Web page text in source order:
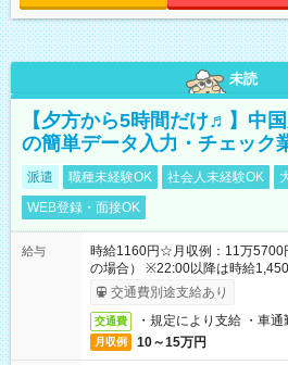
未読
【夕方から5時間だけ♬】中
の簡単データ入力・チェック
派遣 職種未経験OK 社会人未経験OK
WEB登録・面接OK
給与
時給1160円☆月収例：11万5700
の場合） ※22:00以降は時給
交通費別途支給あり
交通費 ・規定により支給 ・車
月収例 10～15万円